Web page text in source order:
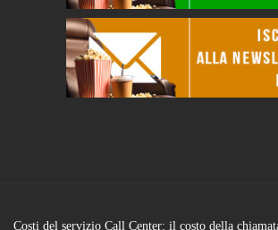
Costi del servizio Call Center: il costo della